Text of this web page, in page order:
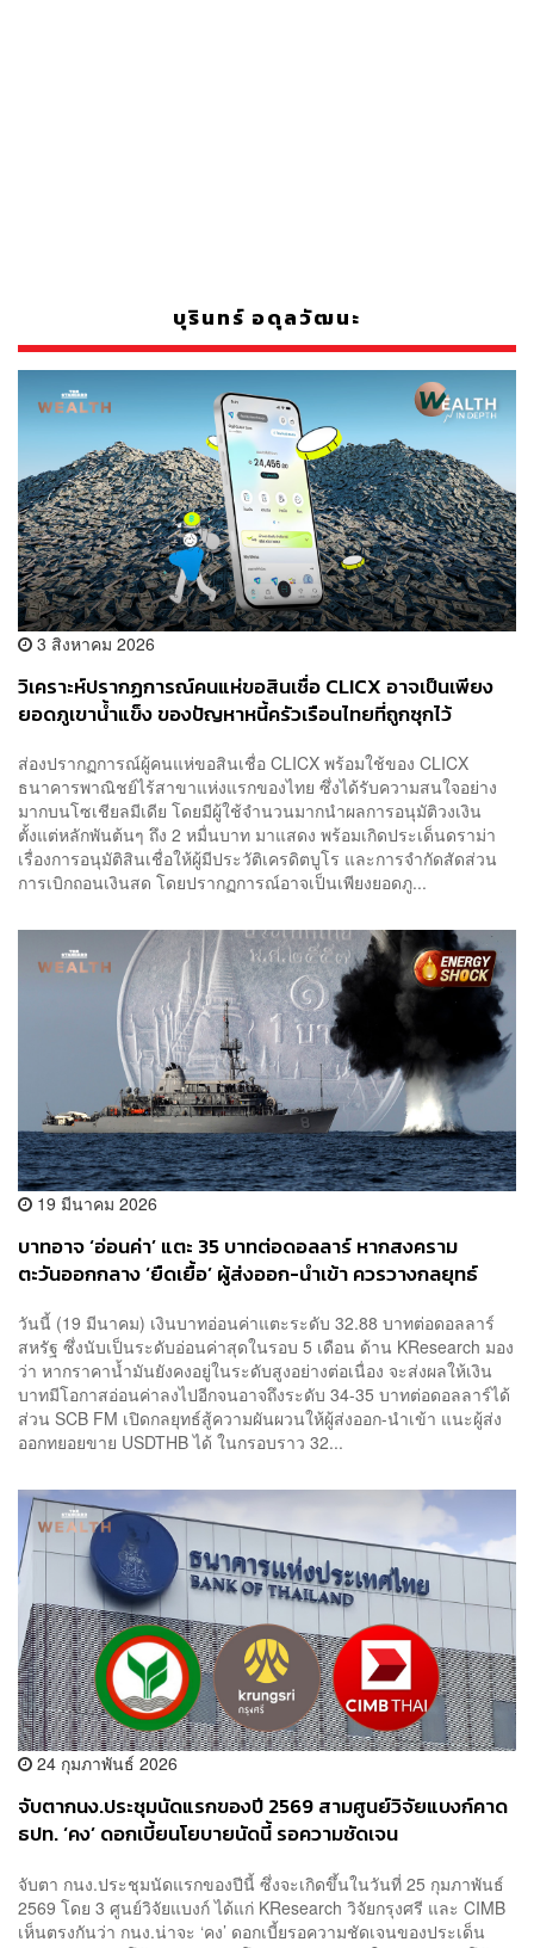
บุรินทร์ อดุลวัฒนะ
3 สิงหาคม 2026
วิเคราะห์ปรากฏการณ์คนแห่ขอสินเชื่อ CLICX อาจเป็นเพียง
ยอดภูเขาน้ำแข็ง ของปัญหาหนี้ครัวเรือนไทยที่ถูกซุกไว้
ส่องปรากฏการณ์ผู้คนแห่ขอสินเชื่อ CLICX พร้อมใช้ของ CLICX
ธนาคารพาณิชย์ไร้สาขาแห่งแรกของไทย ซึ่งได้รับความสนใจอย่าง
มากบนโซเชียลมีเดีย โดยมีผู้ใช้จำนวนมากนำผลการอนุมัติวงเงิน
ตั้งแต่หลักพันต้นๆ ถึง 2 หมื่นบาท มาแสดง พร้อมเกิดประเด็นดราม่า
เรื่องการอนุมัติสินเชื่อให้ผู้มีประวัติเครดิตบูโร และการจำกัดสัดส่วน
การเบิกถอนเงินสด โดยปรากฏการณ์อาจเป็นเพียงยอดภู...
19 มีนาคม 2026
บาทอาจ ‘อ่อนค่า’ แตะ 35 บาทต่อดอลลาร์ หากสงคราม
ตะวันออกกลาง ‘ยืดเยื้อ’ ผู้ส่งออก-นำเข้า ควรวางกลยุทธ์
วันนี้ (19 มีนาคม) เงินบาทอ่อนค่าแตะระดับ 32.88 บาทต่อดอลลาร์
สหรัฐ ซึ่งนับเป็นระดับอ่อนค่าสุดในรอบ 5 เดือน ด้าน KResearch มอง
ว่า หากราคาน้ำมันยังคงอยู่ในระดับสูงอย่างต่อเนื่อง จะส่งผลให้เงิน
บาทมีโอกาสอ่อนค่าลงไปอีกจนอาจถึงระดับ 34-35 บาทต่อดอลลาร์ได้
ส่วน SCB FM เปิดกลยุทธ์สู้ความผันผวนให้ผู้ส่งออก-นำเข้า แนะผู้ส่ง
ออกทยอยขาย USDTHB ได้ ในกรอบราว 32...
24 กุมภาพันธ์ 2026
จับตากนง.ประชุมนัดแรกของปี 2569 สามศูนย์วิจัยแบงก์คาด
ธปท. ‘คง’ ดอกเบี้ยนโยบายนัดนี้ รอความชัดเจน
จับตา กนง.ประชุมนัดแรกของปีนี้ ซึ่งจะเกิดขึ้นในวันที่ 25 กุมภาพันธ์
2569 โดย 3 ศูนย์วิจัยแบงก์ ได้แก่ KResearch วิจัยกรุงศรี และ CIMB
เห็นตรงกันว่า กนง.น่าจะ ‘คง’ ดอกเบี้ยรอความชัดเจนของประเด็น